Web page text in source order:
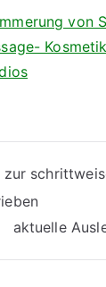
von
aktuelle